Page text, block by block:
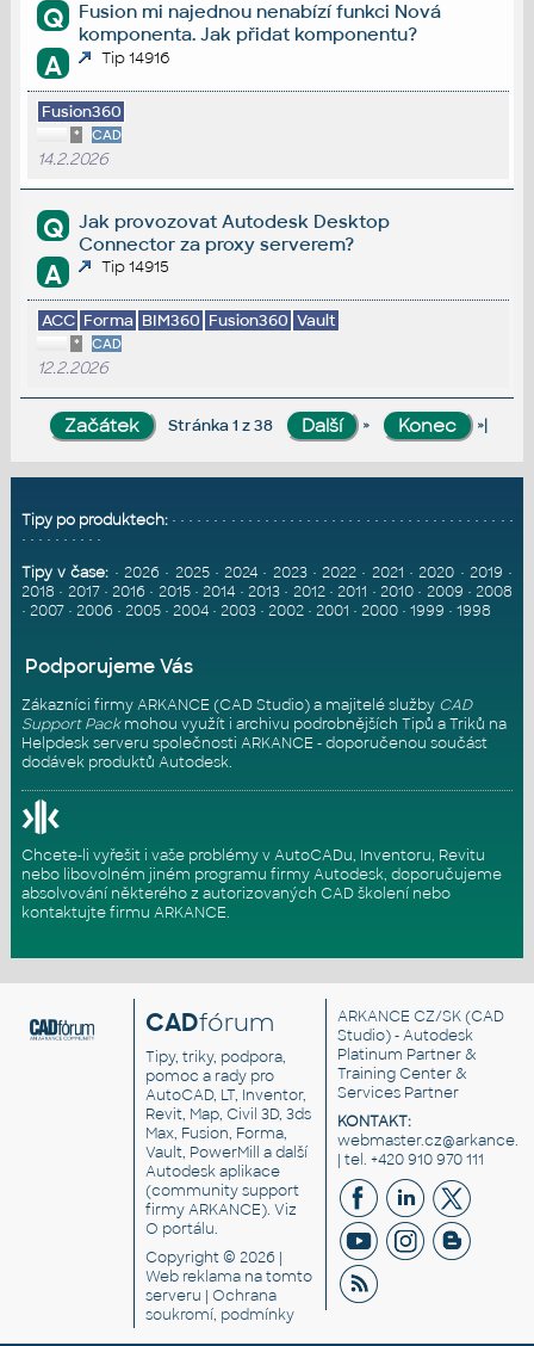
Q
Fusion mi najednou nenabízí funkci Nová
komponenta. Jak přidat komponentu?
A Tip 14916
Fusion360
* CAD
14.2.2026
Q
Jak provozovat Autodesk Desktop
Connector za proxy serverem?
A Tip 14915
ACC Forma BIM360 Fusion360 Vault
* CAD
12.2.2026
Stránka 1 z 38 » »|
Tipy po produktech: • • • • • • • • • • • • • • • • • • • • • • • • • • • • • • • • • • • • • • • • •
• • • • • • • • • •
Tipy v čase: • 2026 • 2025•2024 • 2023•2022 • 2021 •2020 • 2019 •
2018 • 2017•2016 • 2015•2014 •2013 • 2012•2011 • 2010• 2009 •2008
• 2007• 2006• 2005• 2004• 2003• 2002• 2001 • 2000• 1999 • 1998
Podporujeme Vás
Zákazníci firmy ARKANCE (CAD Studio) a majitelé služby CAD
Support Packmohou využít i archivu podrobnějších Tipů a Triků na
Helpdesk serveru společnosti ARKANCE - doporučenou součást
dodávek produktů Autodesk.
Chcete-li vyřešit i vaše problémy v AutoCADu, Inventoru, Revitu
nebo libovolném jiném programu firmy Autodesk, doporučujeme
absolvování některého z autorizovaných CAD školenínebo
kontaktujte firmu ARKANCE.
CADfórum
Tipy, triky, podpora,
pomoc a rady pro
AutoCAD, LT, Inventor,
Revit, Map, Civil 3D, 3ds
Max, Fusion, Forma,
Vault, PowerMill a další
Autodesk aplikace
(community support
firmy ARKANCE). Viz
O portálu.
Copyright © 2026 |
Web reklamana tomto
serveru | Ochrana
soukromí, podmínky
ARKANCE CZ/SK(CAD
Studio) - Autodesk
Platinum Partner &
Training Center &
Services Partner
KONTAKT:
| tel. +420 910 970 111